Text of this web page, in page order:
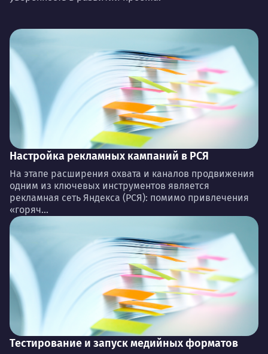
Настройка рекламных кампаний в РСЯ
На этапе расширения охвата и каналов продвижения
одним из ключевых инструментов является
рекламная сеть Яндекса (РСЯ): помимо привлечения
«горяч...
Тестирование и запуск медийных форматов